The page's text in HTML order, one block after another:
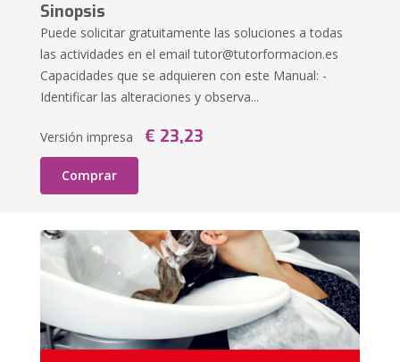
Sinopsis
Puede solicitar gratuitamente las soluciones a todas
las actividades en el emailtutor@tutorformacion.es
Capacidades que se adquieren con este Manual: -
Identificar las alteraciones y observa...
Versión impresa € 23,23
Comprar